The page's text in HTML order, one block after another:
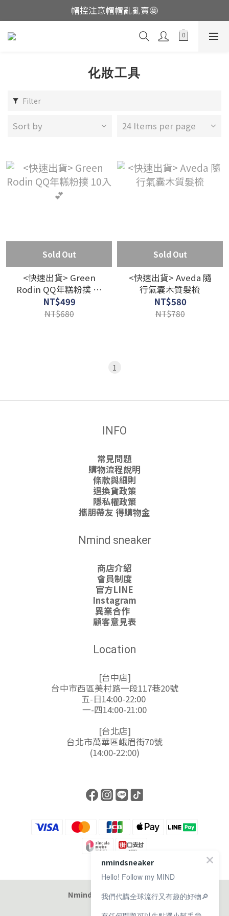
這裡現貨不用等👟
帽控注意帽帽亂亂賣🤩
這裡現貨不用等👟
化妝工具
Filter
Sort by 24 Items per page
Sold Out
<快速出貨> Green
Rodin QQ年糕粉撲 10
入💕
NT$499
NT$680
Sold Out
<快速出貨> Aveda 隨
行氣囊木質髮梳
NT$580
NT$780
1
INFO
常見問題
購物流程說明
條款與細則
退換貨政策
隱私權政策
攜朋帶友 得購物金
Nmind sneaker
商店介紹
會員制度
官方LINE
Instagram
異業合作
顧客意見表
Location
[台中店]
台中市西區美村路一段117巷20號
五-日14:00-22:00
一-四14:00-21:00
[台北店]
台北市萬華區峨眉街70號
(14:00-22:00)
Nmind Sneaker 恩邁選貨店
nmindsneaker
Hello! Follow my MIND
我們代購全球流行又有趣的好物🔎